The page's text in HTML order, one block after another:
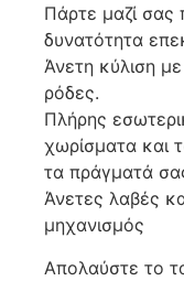
Πάρτε μαζί σας
δυνατότητα
Άνετη κύλιση
ρόδες.
Πλήρης
χωρίσματα και
τα πράγματά
Άνετες λαβές
μηχανισμός
Απολαύστε το